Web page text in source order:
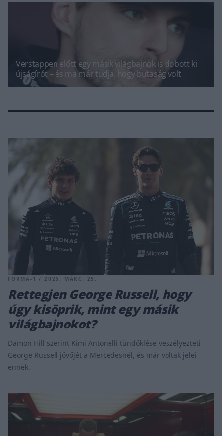
Verstappen előtt egy másik világbajnok is dobott ki
újságírót – és ma már tudja, hogy butaság volt
FORMA-1 / 2026. MÁRC. 25.
Rettegjen George Russell, hogy
úgy kisöprik, mint egy másik
világbajnokot?
Damon Hill szerint Kimi Antonelli tündöklése veszélyezteti
George Russell jövőjét a Mercedesnél, és már voltak jelei
ennek.